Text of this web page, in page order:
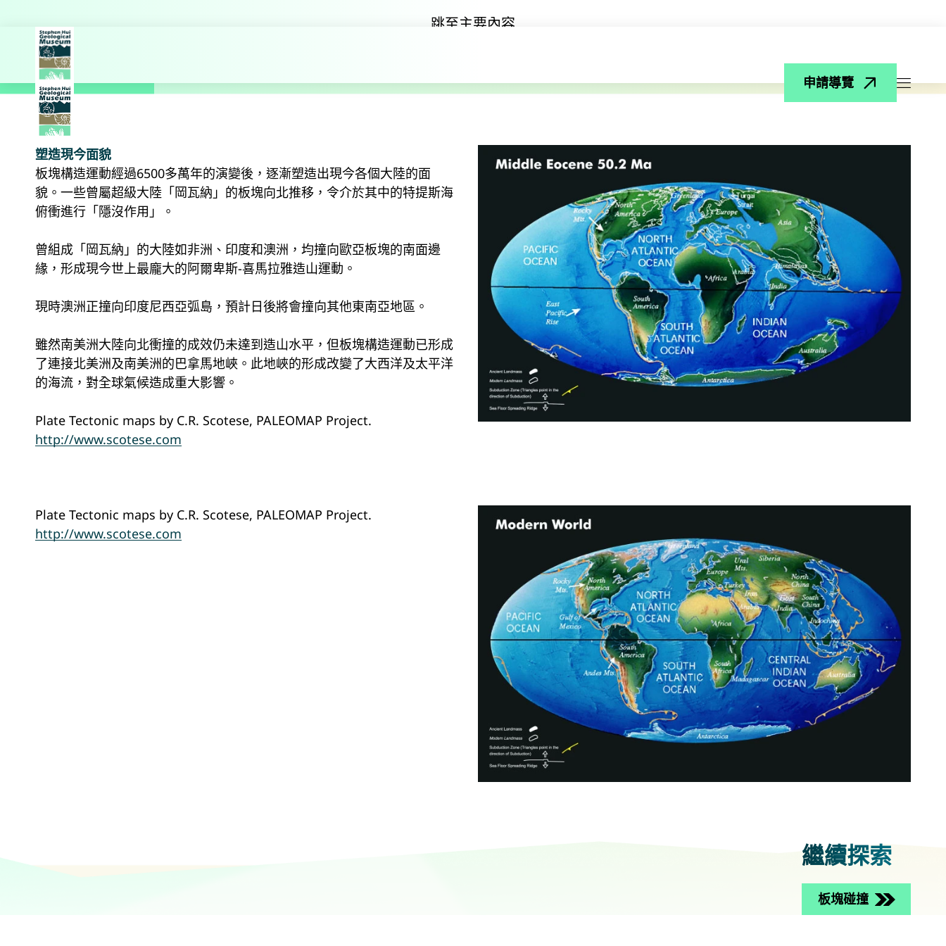
跳至主要內容
申請導覽
探索更多
塑造現今面貌
板塊構造運動經過6500多萬年的演變後，逐漸塑造出現今各個大陸的面
貌。一些曾屬超級大陸「岡瓦納」的板塊向北推移，令介於其中的特提斯海
俯衝進行「隱沒作用」。
曾組成「岡瓦納」的大陸如非洲、印度和澳洲，均撞向歐亞板塊的南面邊
緣，形成現今世上最龐大的阿爾卑斯-喜馬拉雅造山運動。
現時澳洲正撞向印度尼西亞弧島，預計日後將會撞向其他東南亞地區。
雖然南美洲大陸向北衝撞的成效仍未達到造山水平，但板塊構造運動已形成
了連接北美洲及南美洲的巴拿馬地峽。此地峽的形成改變了大西洋及太平洋
的海流，對全球氣候造成重大影響。
Plate Tectonic maps by C.R. Scotese, PALEOMAP Project.
http://www.scotese.com
Plate Tectonic maps by C.R. Scotese, PALEOMAP Project.
http://www.scotese.com
繼續探索
板塊碰撞